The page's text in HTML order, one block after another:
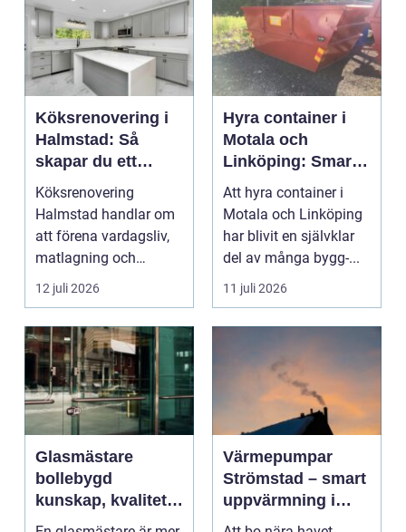
Köksrenovering i
Halmstad: Så
skapar du ett
funktionellt och
trivsamt kök
Köksrenovering
Halmstad handlar om
att förena vardagsliv,
matlagning och
umgänge i et...
12 juli 2026
Hyra container i
Motala och
Linköping: Smart
avfallshantering
för projekt i alla
storlekar
Att hyra container i
Motala och Linköping
har blivit en självklar
del av många bygg-...
11 juli 2026
Glasmästare
bollebygd
kunskap, kvalitet
och smarta
Värmepumpar
Strömstad – smart
uppvärmning i
kustklimat